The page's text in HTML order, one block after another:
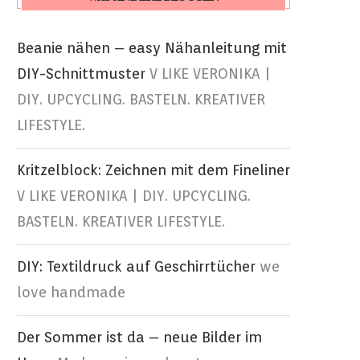
Beanie nähen – easy Nähanleitung mit
DIY-Schnittmuster V LIKE VERONIKA |
DIY. UPCYCLING. BASTELN. KREATIVER
LIFESTYLE.
Kritzelblock: Zeichnen mit dem Fineliner
V LIKE VERONIKA | DIY. UPCYCLING.
BASTELN. KREATIVER LIFESTYLE.
DIY: Textildruck auf Geschirrtücher we
love handmade
Der Sommer ist da – neue Bilder im